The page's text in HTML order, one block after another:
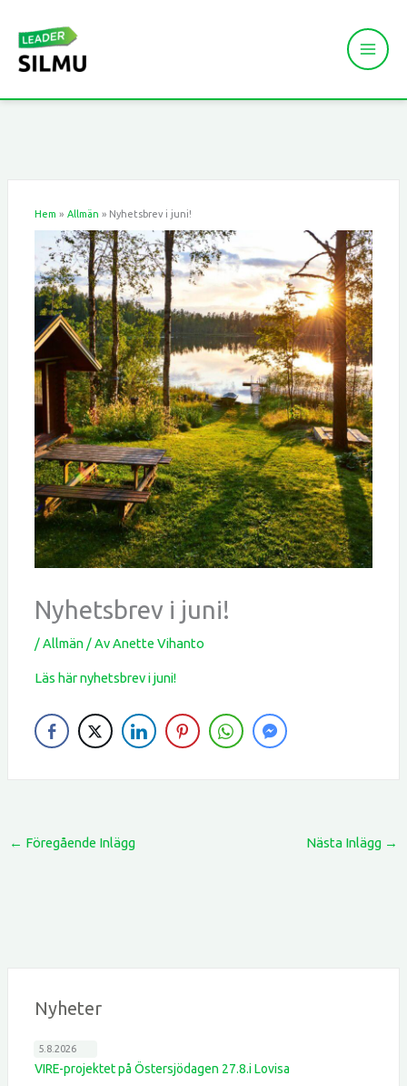
innehåll
Nyheter
VIRE-projektet på Östersjödagen 27.8.i Lovisa
5.8.2026
Hem Allmän Nyhetsbrev i juni!
Nyhetsbrev i juni!
/Allmän / AvAnette Vihanto
Läs här nyhetsbrev i juni!
← Föregående Inlägg Nästa Inlägg →